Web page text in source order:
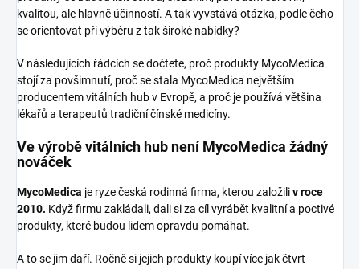
kvalitou, ale hlavně účinností. A tak vyvstává otázka, podle čeho
se orientovat při výběru z tak široké nabídky?
V následujících řádcích se dočtete, proč produkty MycoMedica
stojí za povšimnutí, proč se stala MycoMedica největším
producentem vitálních hub v Evropě, a proč je používá většina
lékařů a terapeutů tradiční čínské medicíny.
Ve výrobě vitálních hub není MycoMedica žádný
nováček
MycoMedica je ryze česká rodinná firma, kterou založiliv roce
2010. Když firmu zakládali, dali si za cíl vyrábět kvalitní a poctivé
produkty, které budou lidem opravdu pomáhat.
A to se jim daří. Ročně si jejich produkty koupí více jak čtvrt